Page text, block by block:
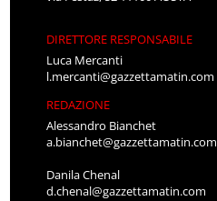
DIRETTORE RESPONSABILE
Luca Mercanti
l.mercanti@gazzettamatin.com
REDAZIONE
Alessandro Bianchet
a.bianchet@gazzettamatin.com
Danila Chenal
d.chenal@gazzettamatin.com